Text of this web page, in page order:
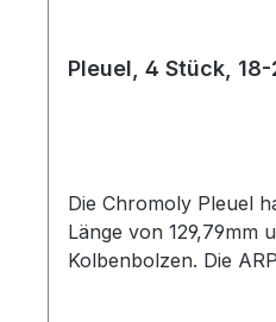
Pleuel, 4 Stück,
Die Chromoly Pleuel
Länge von 129,79mm
Kolbenbolzen. Die